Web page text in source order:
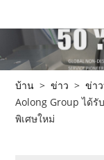
บ้าน > ข่าว > ข่า
Aolong Group ได้รั
พิเศษใหม่